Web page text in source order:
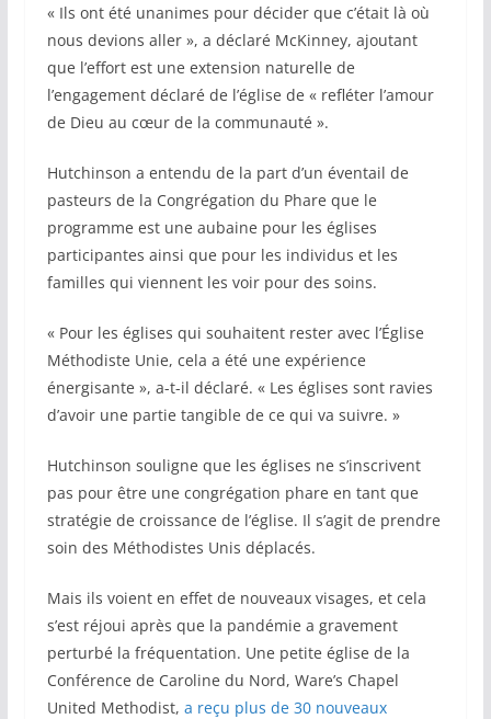
« Ils ont été unanimes pour décider que c’était là où
nous devions aller », a déclaré McKinney, ajoutant
que l’effort est une extension naturelle de
l’engagement déclaré de l’église de « refléter l’amour
de Dieu au cœur de la communauté ».
Hutchinson a entendu de la part d’un éventail de
pasteurs de la Congrégation du Phare que le
programme est une aubaine pour les églises
participantes ainsi que pour les individus et les
familles qui viennent les voir pour des soins.
« Pour les églises qui souhaitent rester avec l’Église
Méthodiste Unie, cela a été une expérience
énergisante », a-t-il déclaré. « Les églises sont ravies
d’avoir une partie tangible de ce qui va suivre. »
Hutchinson souligne que les églises ne s’inscrivent
pas pour être une congrégation phare en tant que
stratégie de croissance de l’église. Il s’agit de prendre
soin des Méthodistes Unis déplacés.
Mais ils voient en effet de nouveaux visages, et cela
s’est réjoui après que la pandémie a gravement
perturbé la fréquentation. Une petite église de la
Conférence de Caroline du Nord, Ware’s Chapel
United Methodist, a reçu plus de 30 nouveaux